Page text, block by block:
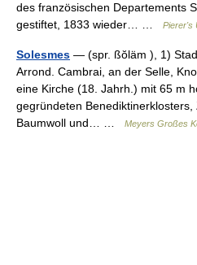
des französischen Departements
gestiftet, 1833 wieder… …
Pierer's
Solesmes — (spr. ßŏläm ), 1)
Arrond. Cambrai, an der Selle,
eine Kirche (18. Jahrh.) mit 65 m
gegründeten Benediktinerklosters,
Baumwoll und… …
Meyers Großes